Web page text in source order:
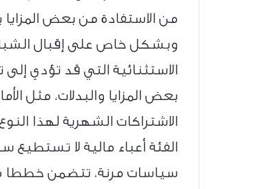
من الاستفادة من بعض
وبشكل خاص على إقبال
الاستثنائية التي قد تؤدي
بعض المزايا والبدلات، مثل
الاشتراكات الشهرية لهذا
الفئة أعباء مالية لا
سياسات مرنة، تتضمن خططا